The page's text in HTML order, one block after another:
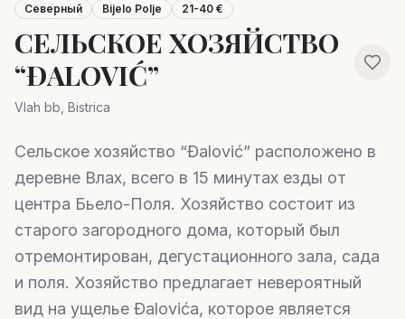
Северный Bijelo Polje 21-40 €
СЕЛЬСКОЕ ХОЗЯЙСТВО
“ĐALOVIĆ”
Vlah bb, Bistrica
Сельское хозяйство “Đalović” расположено в
деревне Влах, всего в 15 минутах езды от
центра Бьело-Поля. Хозяйство состоит из
старого загородного дома, который был
отремонтирован, дегустационного зала, сада
и поля. Хозяйство предлагает невероятный
вид на ущелье Đalovića, которое является